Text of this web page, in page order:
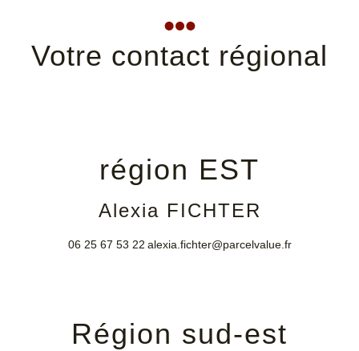
Votre contact régional
région EST
Alexia FICHTER
06 25 67 53 22 alexia.fichter@parcelvalue.fr
Région sud-est